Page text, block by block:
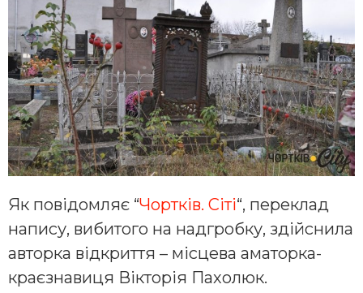
Як повідомляє “Чортків. Сіті“, переклад
напису, вибитого на надгробку, здійснила
авторка відкриття – місцева аматорка-
краєзнавиця Вікторія Пахолюк.